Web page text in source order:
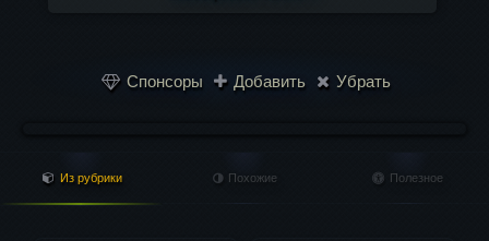
Спонсоры Добавить Убрать
Из рубрики Похожие Полезное